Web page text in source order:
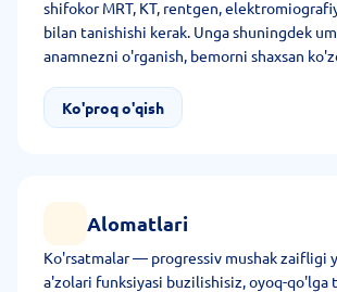
shifokor MRT, KT, rentgen,
bilan tanishishi kerak. Unga shuningdek
anamnezni o'rganish, bemorni shaxsan
Ko'proq o'qish
Alomatlari
Ko'rsatmalar — progressiv mushak zaifligi
a'zolari funksiyasi buzilishisiz, oyoq-qo'lga